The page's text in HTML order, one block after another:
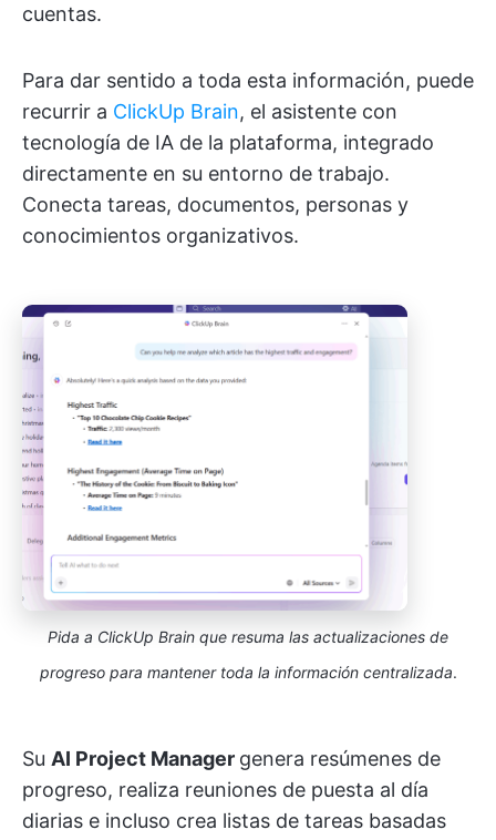
cuentas.
Para dar sentido a toda esta información, puede
recurrir a ClickUp Brain, el asistente con
tecnología de IA de la plataforma, integrado
directamente en su entorno de trabajo.
Conecta tareas, documentos, personas y
conocimientos organizativos.
Pida a ClickUp Brain que resuma las actualizaciones de
progreso para mantener toda la información centralizada.
Su AI Project Manager genera resúmenes de
progreso, realiza reuniones de puesta al día
diarias e incluso crea listas de tareas basadas